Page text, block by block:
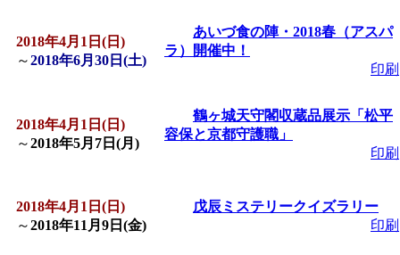
「皆鶴姫のこびる塾
」 受付期間：～
「子育て講座「ばん
「子育て交流広場「
2018年4月1日(日)
～2018年6月30日(土)
あいづ食の陣・2018春（アスパ
ラ）開催中！
印刷
2018年4月1日(日)
～2018年5月7日(月)
鶴ヶ城天守閣収蔵品展示「松平
容保と京都守護職」
印刷
2018年4月1日(日)
～2018年11月9日(金)
戊辰ミステリークイズラリー
印刷